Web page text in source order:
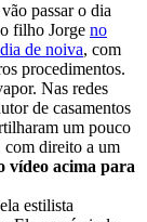
passar o dia
filho Jorge no
de noiva, com
procedimentos.
Nas redes
de casamentos
um pouco
com direito a um
vídeo acima para
estilista